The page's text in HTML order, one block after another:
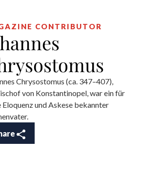
CONTRIBUTOR
Chrysostomus (ca. 347–407),
von Konstantinopel, war ein für
Eloquenz und Askese bekannter